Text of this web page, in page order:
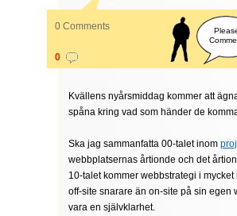
0 Comments
0
Kvällens nyårsmiddag kommer att
spåna kring vad som händer de
Ska jag sammanfatta 00-talet inom
webbplatsernas årtionde och det
10-talet kommer webbstrategi i
off-site snarare än on-site på sin egen
vara en självklarhet.